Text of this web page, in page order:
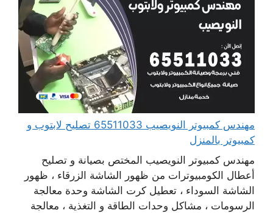
مهندس كمبيوتر النويصيب 65511033 تصليح لابتوب و
كمبيوتر بالمنزل
مهندس كمبيوتر النويصيب المختص بصيانة و تصليح
أعطال الكومبيوترات من ظهور الشاشة الزرقاء ، ظهور
الشاشة السوداء ، تعطيل كرت الشاشة وحدة معالجة
الرسومات ، مشاكل وحدات الطاقة و التغذية ، معالجة